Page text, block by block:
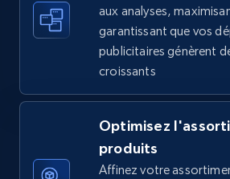
Walmart - products - Find new
using specific category URL
URL, Final price, Sku, Currency, Gtin,
more.
875+
aux analyses,
garantissant que vos
publicitaires génèrent
croissants
Optimisez
produits
Affinez votre